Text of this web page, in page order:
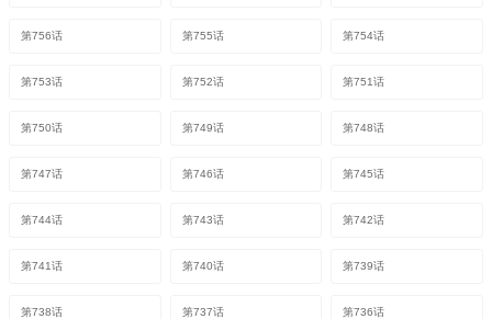
第756话 第755话 第754话
第753话 第752话 第751话
第750话 第749话 第748话
第747话 第746话 第745话
第744话 第743话 第742话
第741话 第740话 第739话
第738话 第737话 第736话